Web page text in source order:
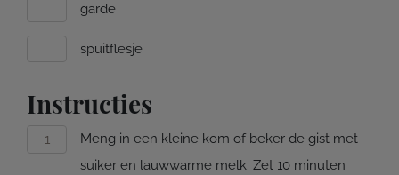
garde
spuitflesje
Instructies
Meng in een kleine kom of beker de gist met
suiker en lauwwarme melk. Zet 10 minuten